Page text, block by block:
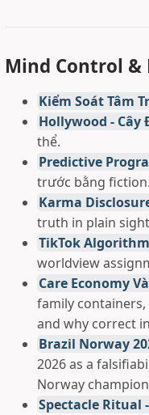
Mind Control &
Kiểm Soát Tâm
Hollywood - Cây
thể.
Predictive
trước bằng fiction.
Karma
truth in plain
TikTok
worldview
Care Economy
family
and why correct
Brazil Norway
2026 as a
Norway
Spectacle Ritual